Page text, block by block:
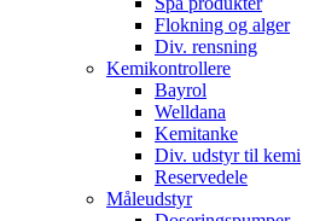
Flokning og alger
Div. rensning
Kemikontrollere
Bayrol
Welldana
Kemitanke
Div. udstyr til kemi
Reservedele
Måleudstyr